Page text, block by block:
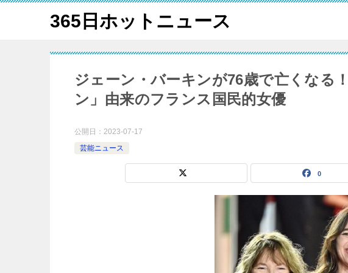
365日ホットニュース
ジェーン・バーキンが76歳で亡くなる
ン」由来のフランス国民的女優
公開日： 2023-07-17
芸能ニュース
0